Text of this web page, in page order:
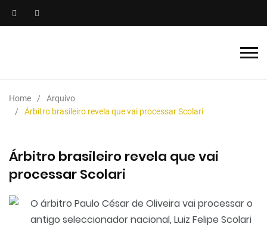
Home
Arquivo
Árbitro brasileiro revela que vai processar Scolari
Árbitro brasileiro revela que vai
processar Scolari
O árbitro Paulo César de Oliveira vai processar o
antigo seleccionador nacional, Luiz Felipe Scolari